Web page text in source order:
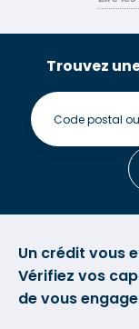
Trouvez
Un crédit vous
Vérifiez vos
de vous